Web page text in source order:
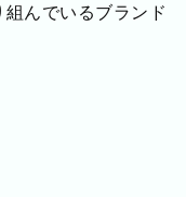
んでいるブランド